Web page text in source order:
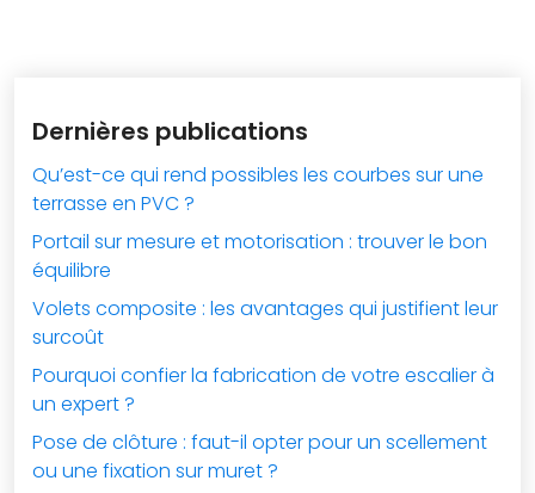
Dernières publications
Qu’est-ce qui rend possibles les courbes sur une
terrasse en PVC ?
Portail sur mesure et motorisation : trouver le bon
équilibre
Volets composite : les avantages qui justifient leur
surcoût
Pourquoi confier la fabrication de votre escalier à
un expert ?
Pose de clôture : faut-il opter pour un scellement
ou une fixation sur muret ?